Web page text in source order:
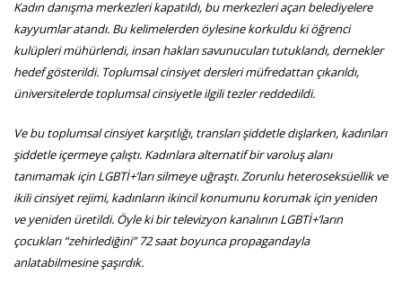
Kadın danışma merkezleri kapatıldı, bu merkezleri açan belediyelere
kayyumlar atandı. Bu kelimelerden öylesine korkuldu ki öğrenci
kulüpleri mühürlendi, insan hakları savunucuları tutuklandı, dernekler
hedef gösterildi. Toplumsal cinsiyet dersleri müfredattan çıkarıldı,
üniversitelerde toplumsal cinsiyetle ilgili tezler reddedildi.
Ve bu toplumsal cinsiyet karşıtlığı, transları şiddetle dışlarken, kadınları
şiddetle içermeye çalıştı. Kadınlara alternatif bir varoluş alanı
tanımamak için LGBTİ+’ları silmeye uğraştı. Zorunlu heteroseksüellik ve
ikili cinsiyet rejimi, kadınların ikincil konumunu korumak için yeniden
ve yeniden üretildi. Öyle ki bir televizyon kanalının LGBTİ+’ların
çocukları “zehirlediğini” 72 saat boyunca propagandayla
anlatabilmesine şaşırdık.